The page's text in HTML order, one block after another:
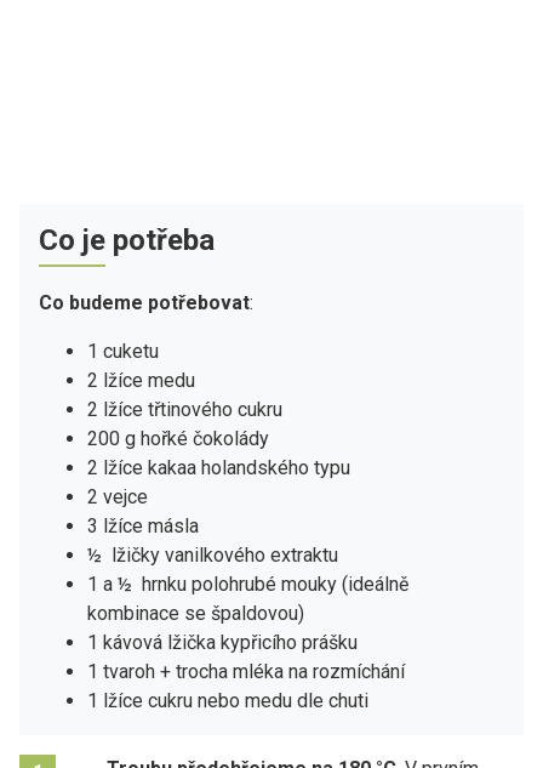
Co je potřeba
Co budeme potřebovat:
1 cuketu
2 lžíce medu
2 lžíce třtinového cukru
200 g hořké čokolády
2 lžíce kakaa holandského typu
2 vejce
3 lžíce másla
½ lžičky vanilkového extraktu
1 a ½ hrnku polohrubé mouky (ideálně
kombinace se špaldovou)
1 kávová lžička kypřicího prášku
1 tvaroh + trocha mléka na rozmíchání
1 lžíce cukru nebo medu dle chuti